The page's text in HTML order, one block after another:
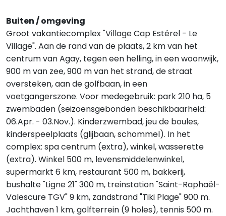
Buiten / omgeving
Groot vakantiecomplex "Village Cap Estérel - Le
Village". Aan de rand van de plaats, 2 km van het
centrum van Agay, tegen een helling, in een woonwijk,
900 m van zee, 900 m van het strand, de straat
oversteken, aan de golfbaan, in een
voetgangerszone. Voor medegebruik: park 210 ha, 5
zwembaden (seizoensgebonden beschikbaarheid:
06.Apr. - 03.Nov.). Kinderzwembad, jeu de boules,
kinderspeelplaats (glijbaan, schommel). In het
complex: spa centrum (extra), winkel, wasserette
(extra). Winkel 500 m, levensmiddelenwinkel,
supermarkt 6 km, restaurant 500 m, bakkerij,
bushalte "Ligne 21" 300 m, treinstation "Saint-Raphaël-
Valescure TGV" 9 km, zandstrand "Tiki Plage" 900 m.
Jachthaven 1 km, golfterrein (9 holes), tennis 500 m.